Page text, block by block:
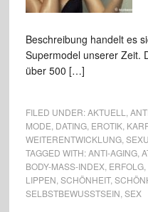
Beschreibung handelt es
Supermodel unserer Zeit.
über 500 […]
FILED UNDER:AKTUELL
MODE DATING, EROTIK,
WEITERENTWICKLUNG,
TAGGED WITH:ANTI-AGING,
BODY-MASS-INDEX , ERFOLG,
LIPPEN SCHÖNHEIT,
SELBSTBEWUSSTSEIN SEX